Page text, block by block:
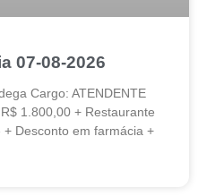
07-08-2026
Cargo: ATENDENTE
1.800,00 + Restaurante
Desconto em farmácia +